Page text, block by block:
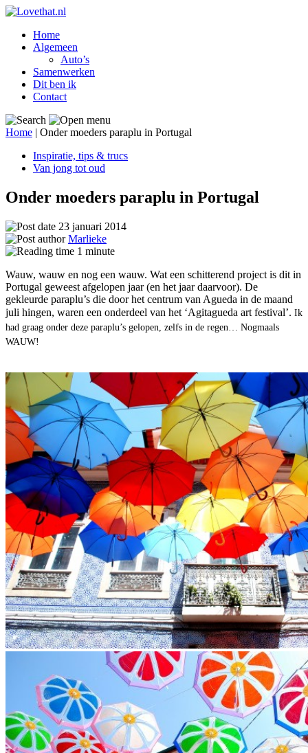
Home
Algemeen
Auto’s
Samenwerken
Dit ben ik
Contact
Home | Onder moeders paraplu in Portugal
Inspiratie, tips & trucs
Van jong tot oud
Onder moeders paraplu in Portugal
23 januari 2014
Marlieke
1 minute
Wauw, wauw en nog een wauw. Wat een schitterend project is dit in
Portugal geweest afgelopen jaar (en het jaar daarvoor). De
gekleurde paraplu’s die door het centrum van Agueda in de maand
juli hingen, waren een onderdeel van het ‘Agitagueda art festival’. Ik
had graag onder deze paraplu’s gelopen, zelfs in de regen…
Nogmaals
WAUW!